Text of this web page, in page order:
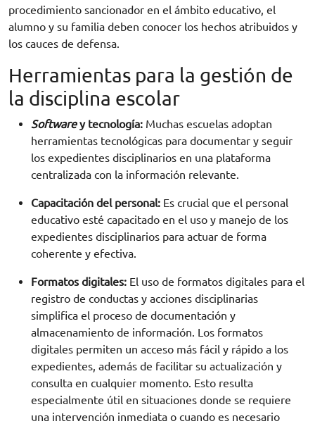
procedimiento sancionador en el ámbito educativo, el
alumno y su familia deben conocer los hechos atribuidos y
los cauces de defensa.
Herramientas para la gestión de
la disciplina escolar
Softwarey tecnología: Muchas escuelas adoptan
herramientas tecnológicas para documentar y seguir
los expedientes disciplinarios en una plataforma
centralizada con la información relevante.
Capacitación del personal: Es crucial que el personal
educativo esté capacitado en el uso y manejo de los
expedientes disciplinarios para actuar de forma
coherente y efectiva.
Formatos digitales: El uso de formatos digitales para el
registro de conductas y acciones disciplinarias
simplifica el proceso de documentación y
almacenamiento de información. Los formatos
digitales permiten un acceso más fácil y rápido a los
expedientes, además de facilitar su actualización y
consulta en cualquier momento. Esto resulta
especialmente útil en situaciones donde se requiere
una intervención inmediata o cuando es necesario